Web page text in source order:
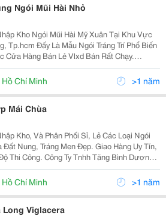
Ngói Mũi Hài Nhỏ
Kho Ngói Mũi Hài Mỹ Xuân Tại Khu Vực
Ngói Tráng Trí Phổ Biến
Cửa Hàng Bán Lẻ Vlxd Bán Rất Chạy.
2014/11/Nhap-Kho-
Ngoi-Hai-Trang-Men-Ngoi-Hai-Thuong.html Công
Hồ Chí Minh >1 năm
Mái Chùa
Kho, Và Phân Phối Sỉ, Lẻ Các Loại Ngói
Tráng Men Đẹp. Giao Hàng Uy Tín,
Ty Tnhh Tăng Bình Dương
Lộ 22, Phường Trung Mỹ Tây, Quận 12, Tp.
Điện Thoại Báo Giá : (08)
Hồ Chí Minh >1 năm
Long Viglacera